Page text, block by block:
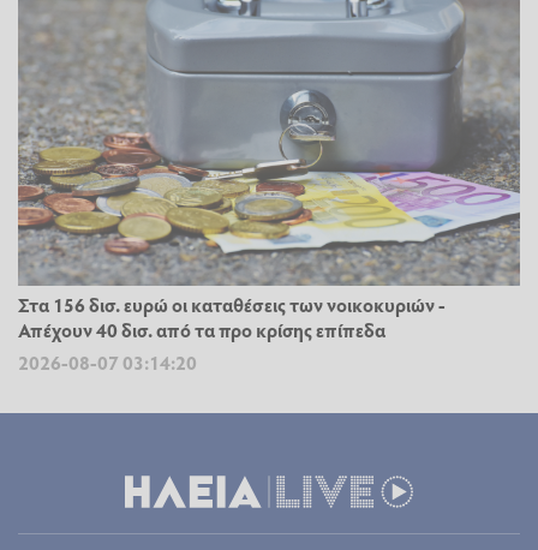
Στα 156 δισ. ευρώ οι καταθέσεις των νοικοκυριών -
Απέχουν 40 δισ. από τα προ κρίσης επίπεδα
2026-08-07 03:14:20